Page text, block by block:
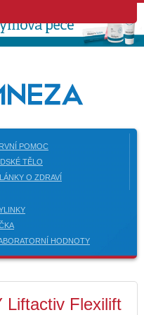
POMOC
TĚLO
O ZDRAVÍ
HODNOTY
Liftactiv Flexilift